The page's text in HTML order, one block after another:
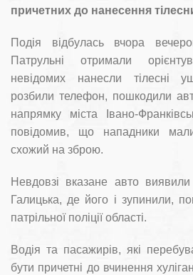
причетних до нанесення
Подія відбулась вчора
Патрульні отримали
невідомих нанесли тілесні
розбили телефон, пошкодили
напрямку міста Івано-
повідомив, що нападники
схожий на зброю.
Невдовзі вказане авто
Галицька, де його і зупинили,
патрільної поліції області.
Водія та пасажирів, які
бути причетні до вчинення